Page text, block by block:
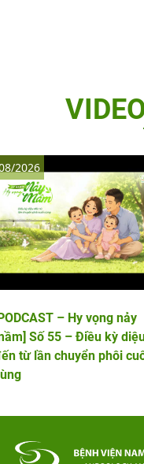
– Hy vọng nảy
Số 55 – Điều kỳ
từ lần chuyển phôi
2026